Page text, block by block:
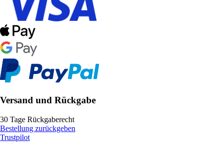
Versand und Rückgabe
30 Tage Rückgaberecht
Bestellung zurückgeben
Trustpilot